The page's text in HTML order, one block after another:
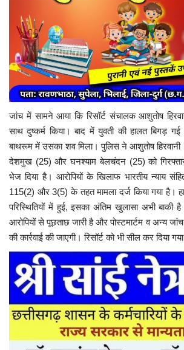
जांच में सामने आया कि रिसॉर्ट संचालक आशुतोष
साथ दुष्कर्म किया। बाद में युवती की हालत बिगड़
बाथरूम में उसका शव मिला। पुलिस ने आशुतोष
देशमुख (25) और घनश्याम बेलचंदन (25) को
भेज दिया है। आरोपियों के खिलाफ भारतीय न्याय
115(2) और 3(5) के तहत मामला दर्ज किया गया है।
परिस्थितियों में हुई, इसका अंतिम खुलासा अभी बाकी
आरोपियों से पूछताछ जारी है और पोस्टमार्टम व अन्य
की कार्रवाई की जाएगी। रिसॉर्ट को भी सील कर दिया